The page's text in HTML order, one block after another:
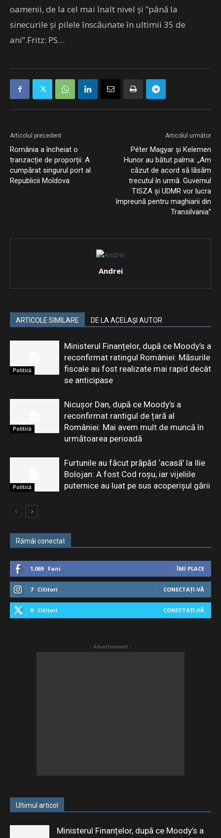
oamenii, de la cel mai înalt nivel și ”până la
sinecurile și pilele înscăunate în ultimii 35 de
ani”.Fritz: PS…
Articolul precedent
România a încheiat o
tranzacție de proporții: A
cumpărat singurul port al
Republicii Moldova
Articolul următor
Péter Magyar și Kelemen
Hunor au bătut palma: „Am
căzut de acord să lăsăm
trecutul în urmă. Guvernul
TISZA și UDMR vor lucra
împreună pentru maghiarii din
Transilvania”
Andrei
ARTICOLE SIMILARE DE LA ACELAȘI AUTOR
Politică
Ministerul Finanțelor, după ce Moody’s a
reconfirmat ratingul României: Măsurile
fiscale au fost realizate mai rapid decât
se anticipase
Politică
Nicușor Dan, după ce Moody’s a
reconfirmat rantigul de țară al
României: Mai avem mult de muncă în
următoarea perioadă
Politică
Furtunile au făcut prăpăd ‘acasă’ la Ilie
Bolojan: A fost Cod roșu, iar vijeliile
puternice au luat pe sus acoperișul gării
Rămâi conectat
1,069 Fani ÎMI PLACE
7 Cititori CONECTAȚI-VĂ
0 Cititori CONECTAȚI-VĂ
- Advertisement -
Ultimul articol
Ministerul Finanțelor, după ce Moody’s a